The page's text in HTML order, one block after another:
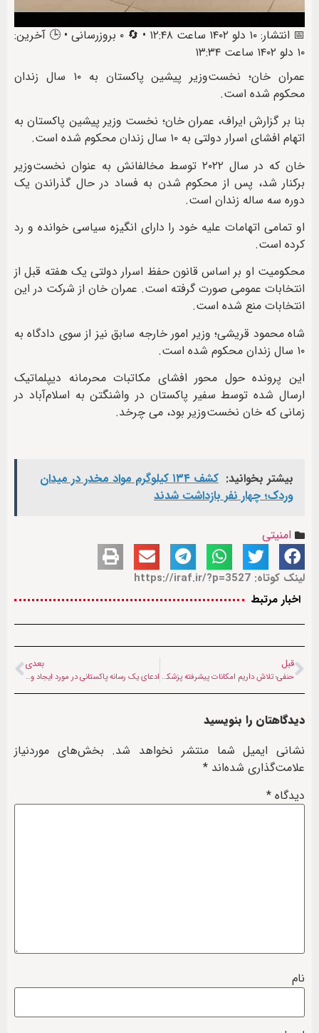
📅 انتشار: ۱۰ دلو ۱۴۰۲ ساعت ۱۲:۴۸ • 🔄 ۰ بروزرسانی • 🕒 آخرین:
۱۰ دلو ۱۴۰۲ ساعت ۱۳:۳۴
عمران خان؛ نخست‌وزیر پیشین پاکستان به ۱۰ سال زندان
محکوم شده است.
بنا بر گزارش ایراف، عمران خان؛ نخست وزیر پیشین پاکستان به
اتهام افشای اسرار دولتی به ۱۰ سال زندان محکوم شده است.
خان که در سال ۲۰۲۲ توسط مخالفانش به عنوان نخست‌وزیر
برکنار شد، پس از محکوم شدن به فساد در حال گذراندن یک
دوره سه ساله زندان است.
او تمامی اتهامات علیه خود را دارای انگیزه سیاسی خوانده و رد
کرده است.
محکومیت او بر اساس قانون حفظ اسرار دولتی یک هفته قبل از
انتخابات عمومی صورت گرفته است. عمران خان از شرکت در این
انتخابات منع شده است.
شاه محمود قریشی؛ وزیر امور خارجه سابق نیز از سوی دادگاه به
۱۰ سال زندان محکوم شده است.
این پرونده حول محور افشای مکاتبات محرمانه دیپلماتیک
ارسال شده توسط سفیر پاکستان در واشنگتن به اسلام‌آباد در
زمانی که خان نخست‌وزیر بود، می چرخد.
بیشتر بخوانید:
کشف ۱۳۴ کیلوگرم مواد مخدر در میدان
وردک؛ چهار نفر بازداشت شدند
امنیتی
لینک کوتاه: https://iraf.ir/?p=3527
اخبار مرتبط
قبل
حنفی؛ تلاش داریم امکانات پیشرفته پزشکی را برای بیمارستان‌ها فراهم سازیم
بعدی
ادعای یک رسانه پاکستانی در مورد ایجاد واحد ویژه طالبان پاکستان برای حمله به پنجاب
دیدگاهتان را بنویسید
نشانی ایمیل شما منتشر نخواهد شد. بخش‌های موردنیاز
علامت‌گذاری شده‌اند *
دیدگاه *
نام